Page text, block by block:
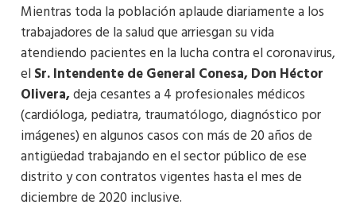
Mientras toda la población aplaude diariamente a los
trabajadores de la salud que arriesgan su vida
atendiendo pacientes en la lucha contra el coronavirus,
el Sr. Intendente de General Conesa, Don Héctor
Olivera,deja cesantes a 4 profesionales médicos
(cardióloga, pediatra, traumatólogo, diagnóstico por
imágenes) en algunos casos con más de 20 años de
antigüedad trabajando en el sector público de ese
distrito y con contratos vigentes hasta el mes de
diciembre de 2020 inclusive.